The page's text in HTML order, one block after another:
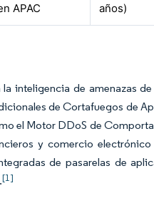
APAC
años)
inteligencia de amenazas
de Cortafuegos de
el Motor DDoS de
y comercio electrónico
de pasarelas de
[1]